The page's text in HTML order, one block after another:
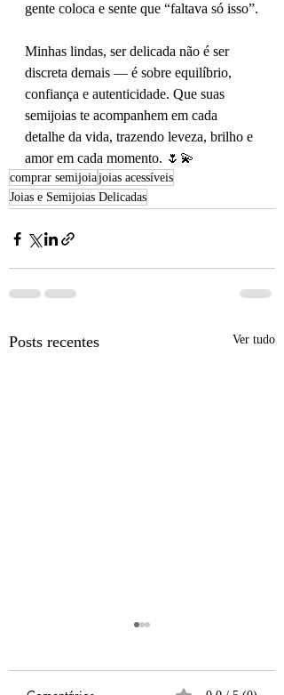
gente coloca e sente que “faltava só isso”.
Minhas lindas, ser delicada não é ser
discreta demais — é sobre equilíbrio,
confiança e autenticidade. Que suas
semijoias te acompanhem em cada
detalhe da vida, trazendo leveza, brilho e
amor em cada momento. 🌷💫
comprar semijoiajoias acessíveis
Joias e Semijoias Delicadas
Posts recentes Ver tudo